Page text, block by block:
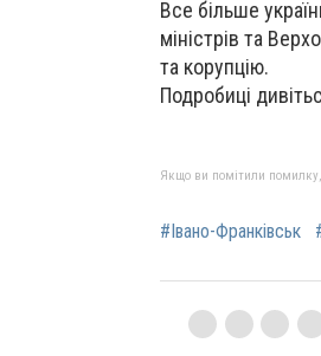
Все більше
міністрів та
та корупцію.
Подробиці
Якщо ви помітили помилку,
#Івано-Франківськ